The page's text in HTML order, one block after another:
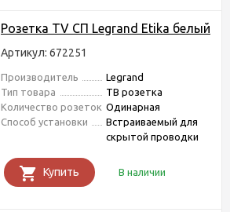
Розетка TV СП Legrand Etika белый
Артикул: 672251
Производитель
Legrand
Тип товара
ТВ розетка
Количество розеток Одинарная
Способ установки
Встраиваемый для
скрытой проводки
Купить В наличии